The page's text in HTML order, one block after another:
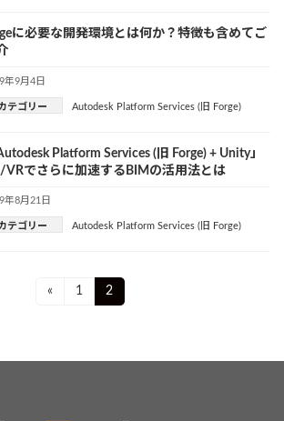
に必要な開発環境とは何か？特徴も含めてご
年9月4日
テゴリー Autodesk Platform Services (旧 Forge)
Platform Services (旧 Forge) + Unity」
VRでさらに加速するBIMの活用法とは
年8月21日
テゴリー Autodesk Platform Services (旧 Forge)
« Page
1 Page
2